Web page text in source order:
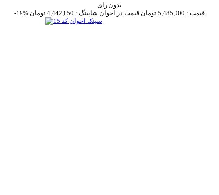
بدون رای
-19%
قیمت : 5,485,000 تومان قیمت در اخوان شاپینگ : 4,442,850 تومان